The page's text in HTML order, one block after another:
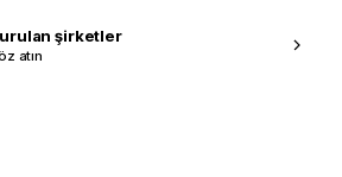
şirketler
atın